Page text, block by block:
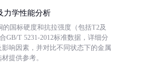
力学性能分析
国标硬度和抗拉强度（包括T2及
GB/T 5231-2012标准数据，详细分
响因素，并对比不同状态下的金属
提供参考。